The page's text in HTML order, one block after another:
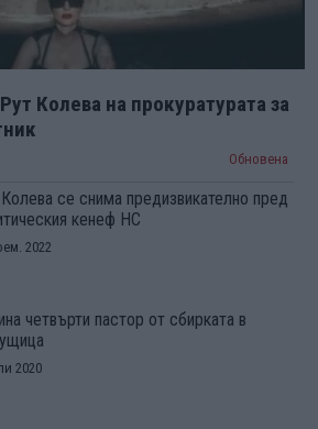
Колева на прокуратурата за
Обновена
се снима предизвикателно пред
кенеф НС
2022
четвърти пастор от сбирката в
2020